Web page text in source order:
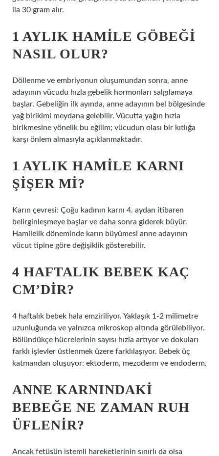
ila 30 gram alır.
1 AYLIK HAMILE GÖBEĞI
NASIL OLUR?
Döllenme ve embriyonun oluşumundan sonra, anne
adayının vücudu hızla gebelik hormonları salgılamaya
başlar. Gebeliğin ilk ayında, anne adayının bel bölgesinde
yağ birikimi meydana gelebilir. Vücutta yağın hızla
birikmesine yönelik bu eğilim; vücudun olası bir kıtlığa
karşı önlem almasıyla açıklanmaktadır.
1 AYLIK HAMILE KARNI
ŞIŞER MI?
Karın çevresi: Çoğu kadının karnı 4. aydan itibaren
belirginleşmeye başlar ve daha sonra giderek büyür.
Hamilelik döneminde karın büyümesi anne adayının
vücut tipine göre değişiklik gösterebilir.
4 HAFTALIK BEBEK KAÇ
CM’DIR?
4 haftalık bebek hala emziriliyor. Yaklaşık 1-2 milimetre
uzunluğunda ve yalnızca mikroskop altında görülebiliyor.
Bölündükçe hücrelerinin sayısı hızla artıyor ve dokuları
farklı işlevler üstlenmek üzere farklılaşıyor. Bebek üç
katmandan oluşuyor: ektoderm, mezoderm ve endoderm.
ANNE KARNINDAKI
BEBEĞE NE ZAMAN RUH
ÜFLENIR?
Ancak fetüsün istemli hareketlerinin sınırlı da olsa